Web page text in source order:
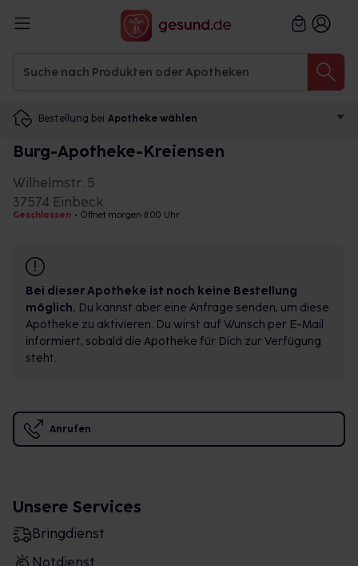
Bestellung bei Apotheke wählen
Burg-Apotheke-Kreiensen
Wilhelmstr. 5
37574 Einbeck
Geschlossen • Öffnet morgen 8:00 Uhr
Bei dieser Apotheke ist noch keine Bestellung
möglich. Du kannst aber eine Anfrage senden, um diese
Apotheke zu aktivieren. Du wirst auf Wunsch per E-Mail
informiert, sobald die Apotheke für Dich zur Verfügung
steht.
Anrufen
Unsere Services
Bringdienst
Notdienst